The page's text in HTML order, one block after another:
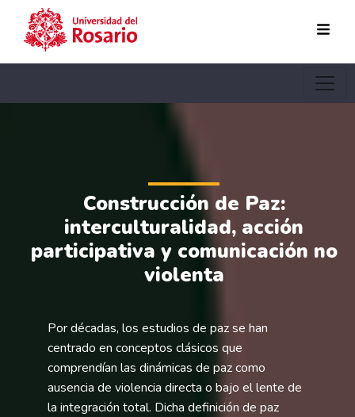
Construcción de Paz:
interculturalidad, acción
participativa y comunicación no
violenta
Por décadas, los estudios de paz se han
centrado en conceptos clásicos que
comprendían las dinámicas de paz como
ausencia de violencia directa o bajo el lente de
la integración total. Dicha definición de paz